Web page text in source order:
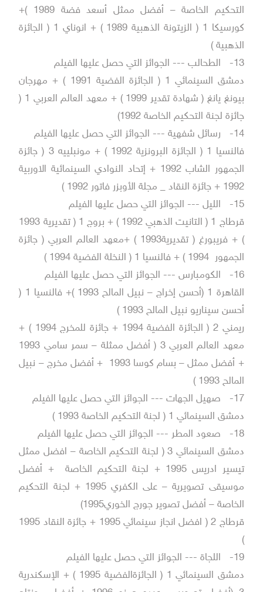
التحكيم الخاصة – أفضل ممثل أسعد فضة 1989 )+
كورسيكا 1 ( الزيتونة الذهبية 1989 ) + انوناي 1 ( الجائزة
الذهبية )
الطحالب --- الجوائز التي حصل عليها الفيلم
دمشق السينمائي 1 ( الجائزة الفضية 1991 ) + مهرجان
بيونغ يانغ ( شهادة تقدير 1999 ) + معهد العالم العربي 1 (
جائزة لجنة التحكيم الخاصة 1992)
رسائل شفهية --- الجوائز التي حصل عليها الفيلم
فالنسيا 1 ( الجائزة البرونزية 1992 ) + مونبلييه 3 ( جائزة
الجمهور الشاب 1992 + إتحاد النوادي السينمائية الاوربية
1992 + جائزة النقاد _ مجلة الأوبزر فاتور 1992 )
الليل --- الجوائز التي حصل عليها الفيلم
قرطاج 1 ( التانيت الذهبي 1992 ) + بروج 1 ( تقديرية 1993
) + فريبورغ ( تقديرية1993 ) +معهد العالم العربي ( جائزة
الجمهور 1994 ) + فالنسيا 1 ( النخلة الفضية 1994 )
الكومبارس --- الجوائز التي حصل عليها الفيلم
القاهرة 1 (أحسن إخراج – نبيل المالح 1993 )+ فالنسيا 1 (
أحسن سيناريو نبيل المالح 1993 )
ريمني 2 ( الجائزة الفضية 1994 + جائزة للمخرج 1994 ) +
معهد العالم العربي 3 ( أفضل ممثلة – سمر سامي 1993
+ أفضل ممثل – بسام كوسا 1993 + أفضل مخرج – نبيل
المالح 1993 )
صهيل الجهات --- الجوائز التي حصل عليها الفيلم
دمشق السينمائي 1 ( لجنة التحكيم الخاصة 1993 )
صعود المطر --- الجوائز التي حصل عليها الفيلم
دمشق السينمائي 3 ( لجنة التحكيم الخاصة – افضل ممثل
تيسير ادريس 1995 + لجنة التحكيم الخاصة + أفضل
موسيقى تصويرية – على الكفري 1995 + لجنة التحكيم
الخاصة – أفضل تصوير جورج الخوري1995)
قرطاج 2 ( افضل انجاز سينمائي 1995 + جائزة النقاد 1995
اللجاة --- الجوائز التي حصل عليها الفيلم
دمشق السينمائي 1 ( الجائزةالفضية 1995 ) + الإسكندرية